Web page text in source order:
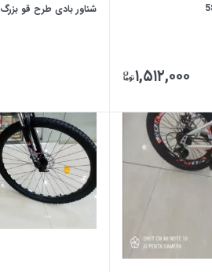
۱,۵۱۲,۰۰۰
شناور بادی طرح قو بزرگ